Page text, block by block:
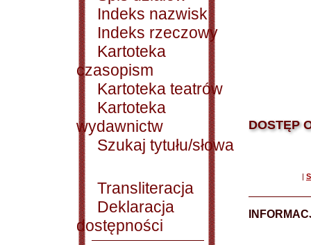
Indeks nazwisk
Indeks rzeczowy
Kartoteka
czasopism
Kartoteka teatrów
Kartoteka
wydawnictw
Szukaj tytułu/słowa
Transliteracja
Deklaracja
dostępności
DOSTĘP
|